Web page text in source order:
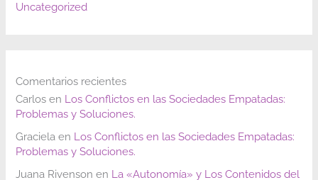
Uncategorized
Comentarios recientes
Carlos en Los Conflictos en las Sociedades Empatadas:
Problemas y Soluciones.
Graciela en Los Conflictos en las Sociedades Empatadas:
Problemas y Soluciones.
Juana Rivenson en La «Autonomía» y Los Contenidos del